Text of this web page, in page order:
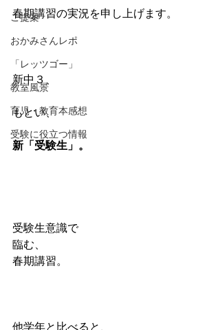
ご提案
おかみさんレポ
「レッツゴー」
教室風景
育児・教育本感想
受験に役立つ情報
春期講習の実況を申し上げます。
新中３、
もとい、
新「受験生」。
受験生意識で
臨む、
春期講習。
他学年と比べると、